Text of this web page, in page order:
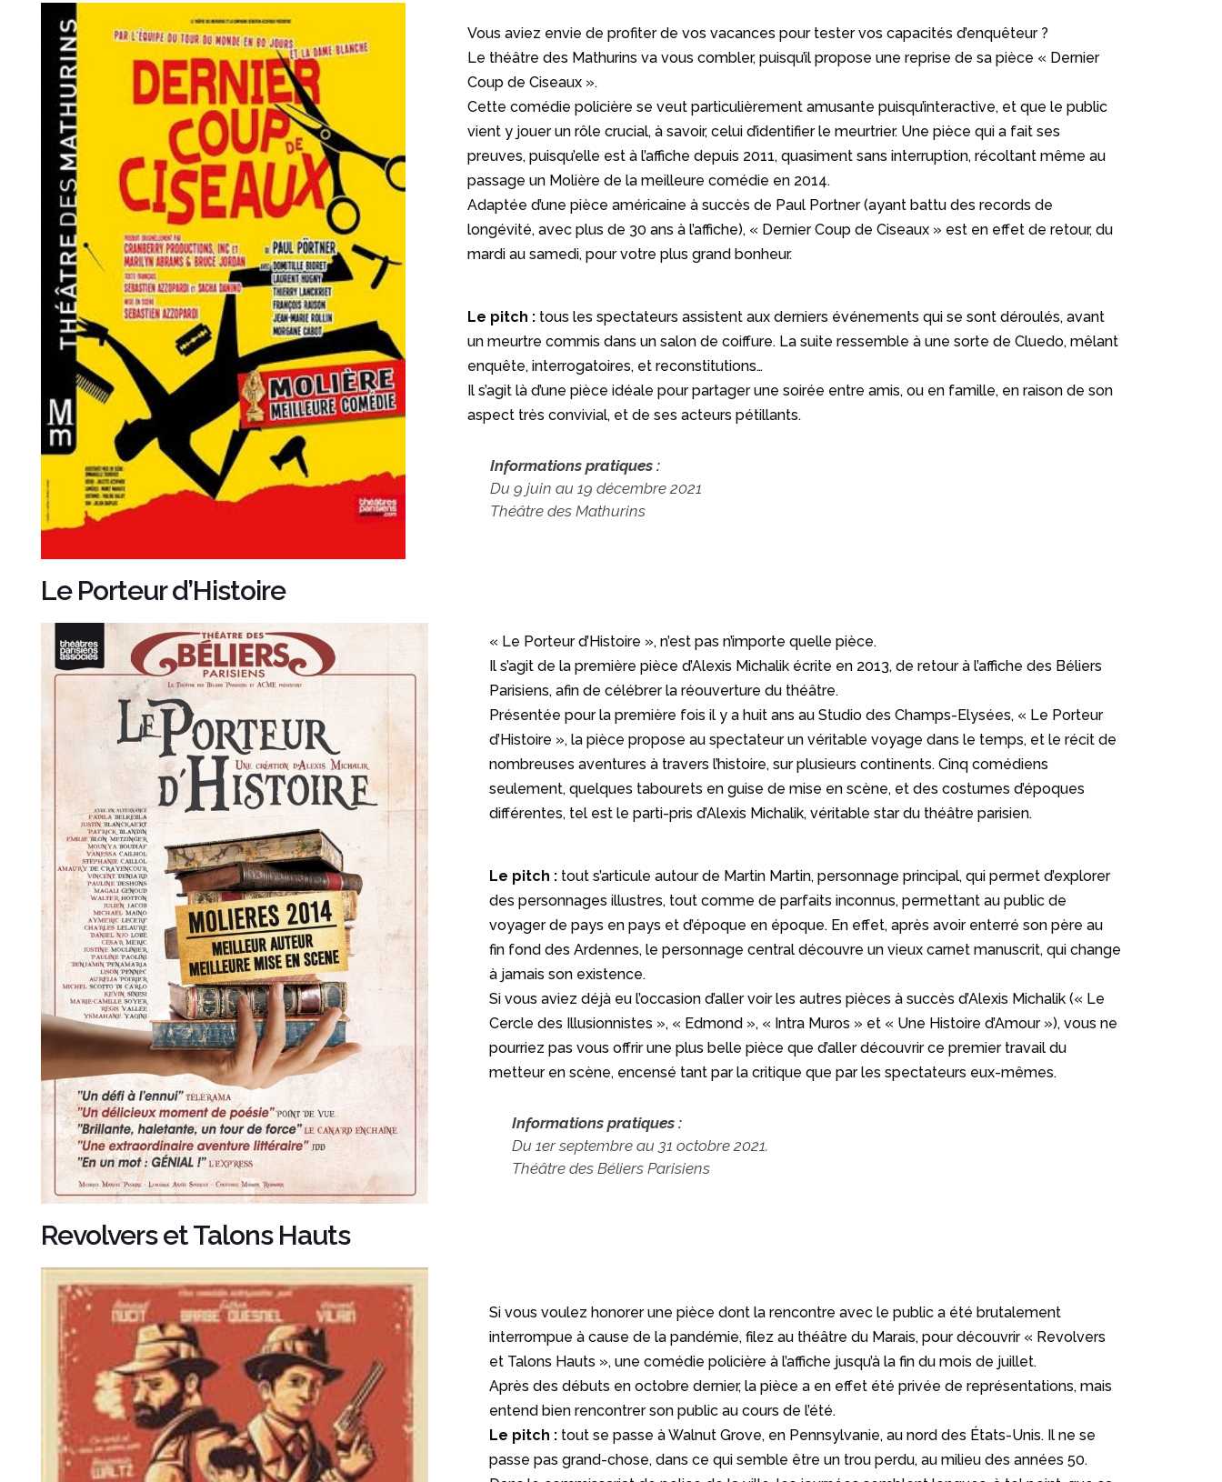
Vous aviez envie de profiter de vos vacances pour tester vos capacités d’enquêteur ?
Le théâtre des Mathurins va vous combler, puisqu’il propose une reprise de sa pièce « Dernier
Coup de Ciseaux ».
Cette comédie policière se veut particulièrement amusante puisqu’interactive, et que le public
vient y jouer un rôle crucial, à savoir, celui d’identifier le meurtrier. Une pièce qui a fait ses
preuves, puisqu’elle est à l’affiche depuis 2011, quasiment sans interruption, récoltant même au
passage un Molière de la meilleure comédie en 2014.
Adaptée d’une pièce américaine à succès de Paul Portner (ayant battu des records de
longévité, avec plus de 30 ans à l’affiche), « Dernier Coup de Ciseaux » est en effet de retour, du
mardi au samedi, pour votre plus grand bonheur.
Le pitch : tous les spectateurs assistent aux derniers événements qui se sont déroulés, avant
un meurtre commis dans un salon de coiffure. La suite ressemble à une sorte de Cluedo, mêlant
enquête, interrogatoires, et reconstitutions…
Il s’agit là d’une pièce idéale pour partager une soirée entre amis, ou en famille, en raison de son
aspect très convivial, et de ses acteurs pétillants.
Informations pratiques :
Du 9 juin au 19 décembre 2021
Théâtre des Mathurins
Le Porteur d’Histoire
« Le Porteur d’Histoire », n’est pas n’importe quelle pièce.
Il s’agit de la première pièce d’Alexis Michalik écrite en 2013, de retour à l’affiche des Béliers
Parisiens, afin de célébrer la réouverture du théâtre.
Présentée pour la première fois il y a huit ans au Studio des Champs-Elysées, « Le Porteur
d’Histoire », la pièce propose au spectateur un véritable voyage dans le temps, et le récit de
nombreuses aventures à travers l’histoire, sur plusieurs continents. Cinq comédiens
seulement, quelques tabourets en guise de mise en scène, et des costumes d’époques
différentes, tel est le parti-pris d’Alexis Michalik, véritable star du théâtre parisien.
Le pitch :tout s’articule autour de Martin Martin, personnage principal, qui permet d’explorer
des personnages illustres, tout comme de parfaits inconnus, permettant au public de
voyager de pays en pays et d’époque en époque. En effet, après avoir enterré son père au
fin fond des Ardennes, le personnage central découvre un vieux carnet manuscrit, qui change
à jamais son existence.
Si vous aviez déjà eu l’occasion d’aller voir les autres pièces à succès d’Alexis Michalik (« Le
Cercle des Illusionnistes », « Edmond », « Intra Muros » et « Une Histoire d’Amour »), vous ne
pourriez pas vous offrir une plus belle pièce que d’aller découvrir ce premier travail du
metteur en scène, encensé tant par la critique que par les spectateurs eux-mêmes.
Informations pratiques :
Du 1er septembre au 31 octobre 2021.
Théâtre des Béliers Parisiens
Revolvers et Talons Hauts
Si vous voulez honorer une pièce dont la rencontre avec le public a été brutalement
interrompue à cause de la pandémie, filez au théâtre du Marais, pour découvrir « Revolvers
et Talons Hauts », une comédie policière à l’affiche jusqu’à la fin du mois de juillet.
Après des débuts en octobre dernier, la pièce a en effet été privée de représentations, mais
entend bien rencontrer son public au cours de l’été.
Le pitch :tout se passe à Walnut Grove, en Pennsylvanie, au nord des États-Unis. Il ne se
passe pas grand-chose, dans ce qui semble être un trou perdu, au milieu des années 50.